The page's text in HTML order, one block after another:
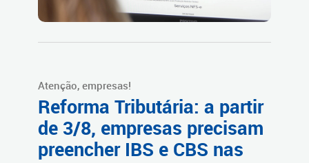
Atenção, empresas!
Reforma Tributária: a partir
de 3/8, empresas precisam
preencher IBS e CBS nas